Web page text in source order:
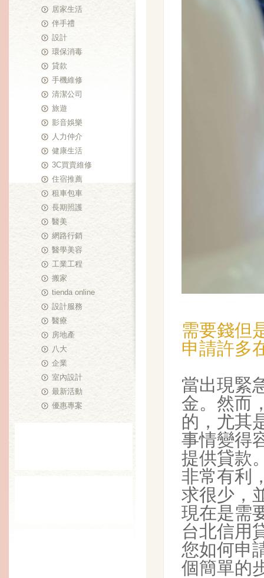
居家生活
伴手禮
設計
環保消毒
貸款
手機維修
清潔公司
旅遊
影音娛樂
人力仲介
健康生活
3C買賣維修
住宿推薦
租車包車
長期照護
醫美
網路行銷
醫學美容
工業工程
搬家
tienda online
設計服務
醫療
房地產
八大
企業
室內設計
最新活動
優惠專案
需要錢但
申請許多
當出現緊
金。然而
的，尤其
事情變得
提供貸款
非常有利
求很少，
現在是需
台北信用
您如何申
個簡單的